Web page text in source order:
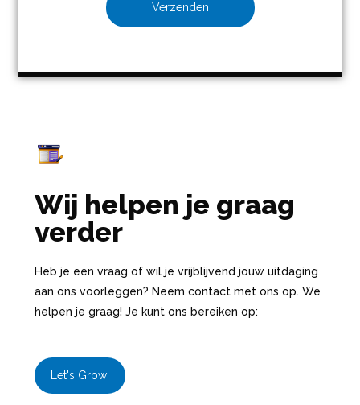
Wij helpen je graag
verder
Heb je een vraag of wil je vrijblijvend jouw uitdaging
aan ons voorleggen? Neem contact met ons op. We
helpen je graag! Je kunt ons bereiken op:
Let's Grow!
Verzenden